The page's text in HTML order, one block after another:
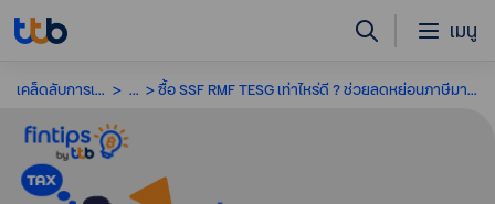
เมนู
เคล็ดลับการเงิน ... ซื้อ SSF RMF TESG เท่าไหร่ดี ? ช่วยลดหย่อนภาษีมากที่สุด